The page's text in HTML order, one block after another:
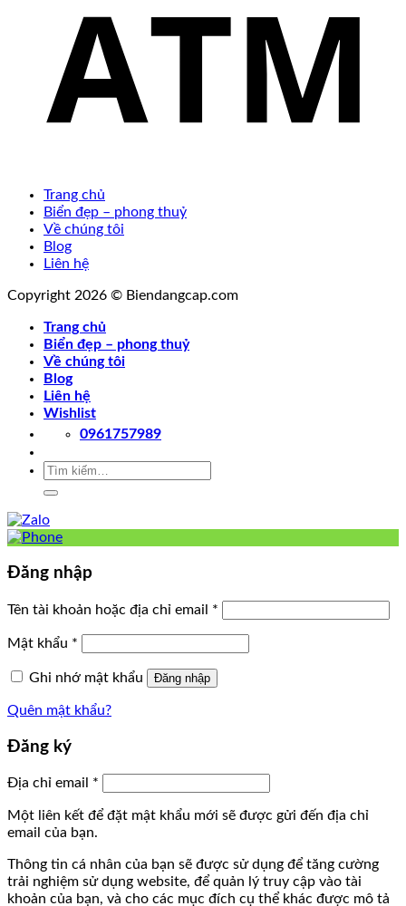
Trang chủ
Biển đẹp – phong thuỷ
Về chúng tôi
Blog
Liên hệ
Copyright 2026 © Biendangcap.com
Trang chủ
Biển đẹp – phong thuỷ
Về chúng tôi
Blog
Liên hệ
Wishlist
0961757989
Tìm
kiếm:
Đăng nhập
Tên tài khoản hoặc địa chỉ email *
Mật khẩu *
Ghi nhớ mật khẩu Đăng nhập
Quên mật khẩu?
Đăng ký
Địa chỉ email *
Một liên kết để đặt mật khẩu mới sẽ được gửi đến địa chỉ
email của bạn.
Thông tin cá nhân của bạn sẽ được sử dụng để tăng cường
trải nghiệm sử dụng website, để quản lý truy cập vào tài
khoản của bạn, và cho các mục đích cụ thể khác được mô tả